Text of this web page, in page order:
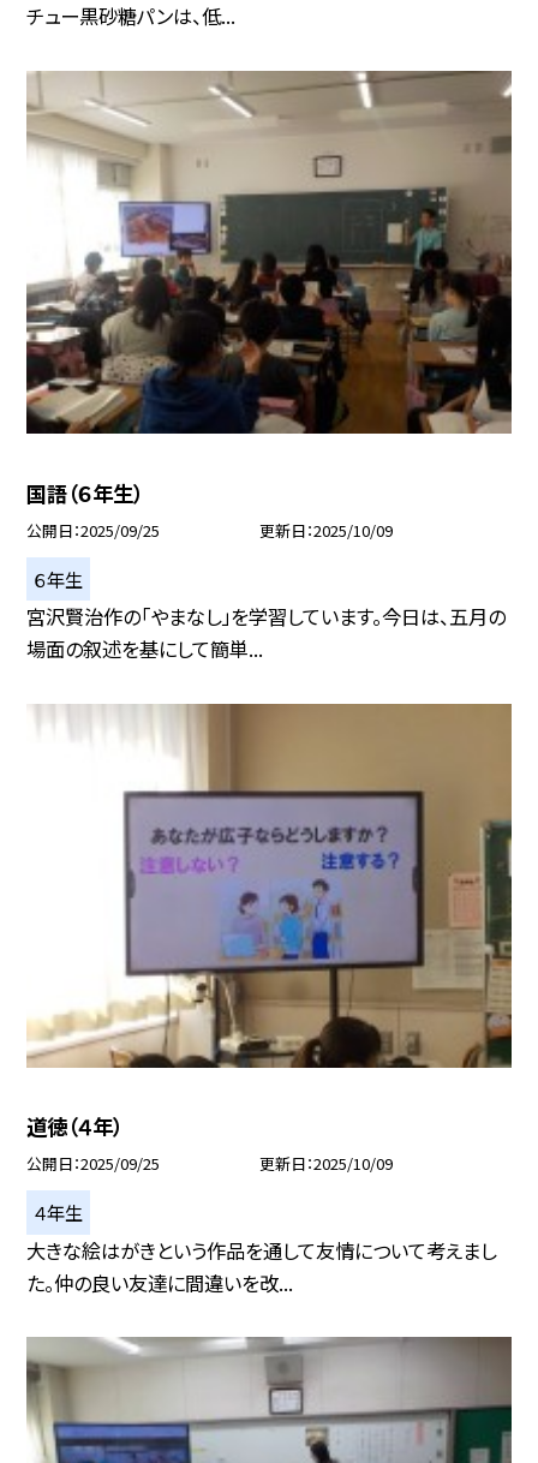
チュー黒砂糖パンは、低...
国語（６年生）
公開日 2025/09/25 更新日 2025/10/09
６年生
宮沢賢治作の「やまなし」を学習しています。今日は、五月の
場面の叙述を基にして簡単...
道徳（４年）
公開日 2025/09/25 更新日 2025/10/09
４年生
大きな絵はがきという作品を通して友情について考えまし
た。仲の良い友達に間違いを改...